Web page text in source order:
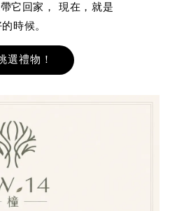
它回家， 現在，就是
時候。
選禮物！